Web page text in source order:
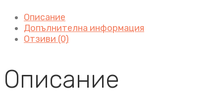
Описание
Допълнителна информация
Отзиви (0)
Описание